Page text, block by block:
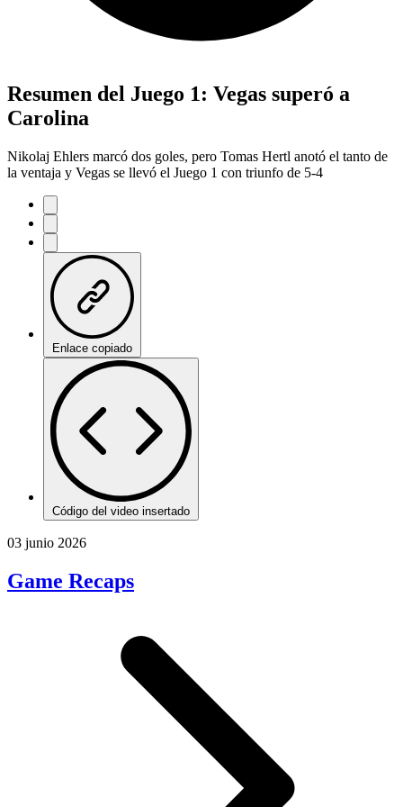
Resumen del Juego 1: Vegas superó a
Carolina
Nikolaj Ehlers marcó dos goles, pero Tomas Hertl anotó el tanto de
la ventaja y Vegas se llevó el Juego 1 con triunfo de 5-4
Enlace copiado
Código del video insertado
03 junio 2026
Game Recaps